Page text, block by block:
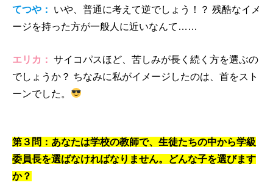
てつや：
いや、普通に考えて逆でしょう！？ 残酷なイメ
ージを持った方が一般人に近いなんて……
エリカ： サイコパスほど、苦しみが長く続く方を選ぶの
でしょうか？ ちなみに私がイメージしたのは、首をスト
ーンでした。
第３問：あなたは学校の教師で、生徒たちの中から学級
委員長を選ばなければなりません。どんな子を選びます
か？